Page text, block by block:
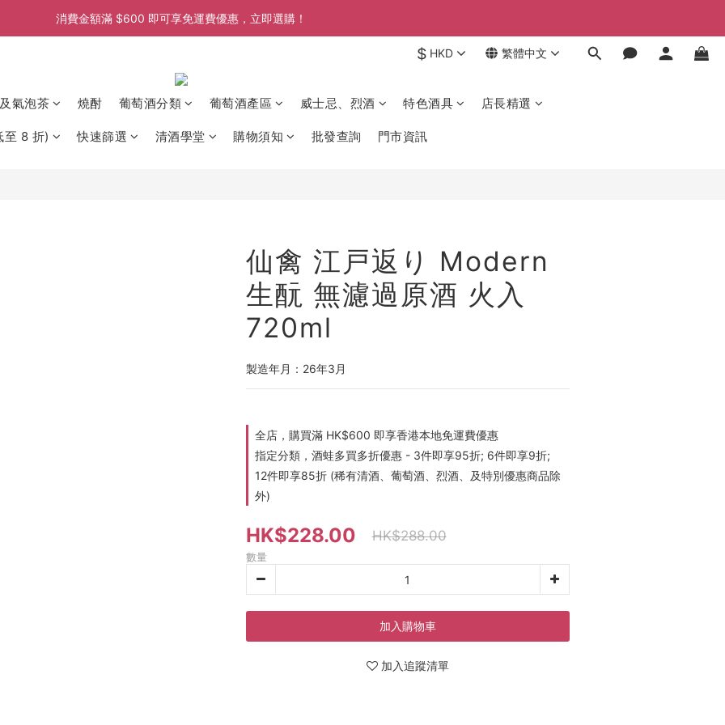
消費金額滿 $600 即可享免運費優惠，立即選購！
消費金額滿 $600 即可享免運費優惠，立即選購！
$ HKD 繁體中文
氣泡茶 燒酎 葡萄酒分類 葡萄酒產區 威士忌、烈酒 特色酒具 店長精選
至 8 折) 快速篩選 清酒學堂 購物須知 批發查詢 門市資訊
仙禽 江戸返り Modern
生酛 無濾過原酒 火入
720ml
製造年月：26年3月
全店，購買滿 HK$600 即享香港本地免運費優惠
指定分類，酒蛙多買多折優惠 - 3件即享95折; 6件即享9折;
12件即享85折 (稀有清酒、葡萄酒、烈酒、及特別優惠商品除
外)
HK$228.00 HK$288.00
數量
加入購物車
加入追蹤清單